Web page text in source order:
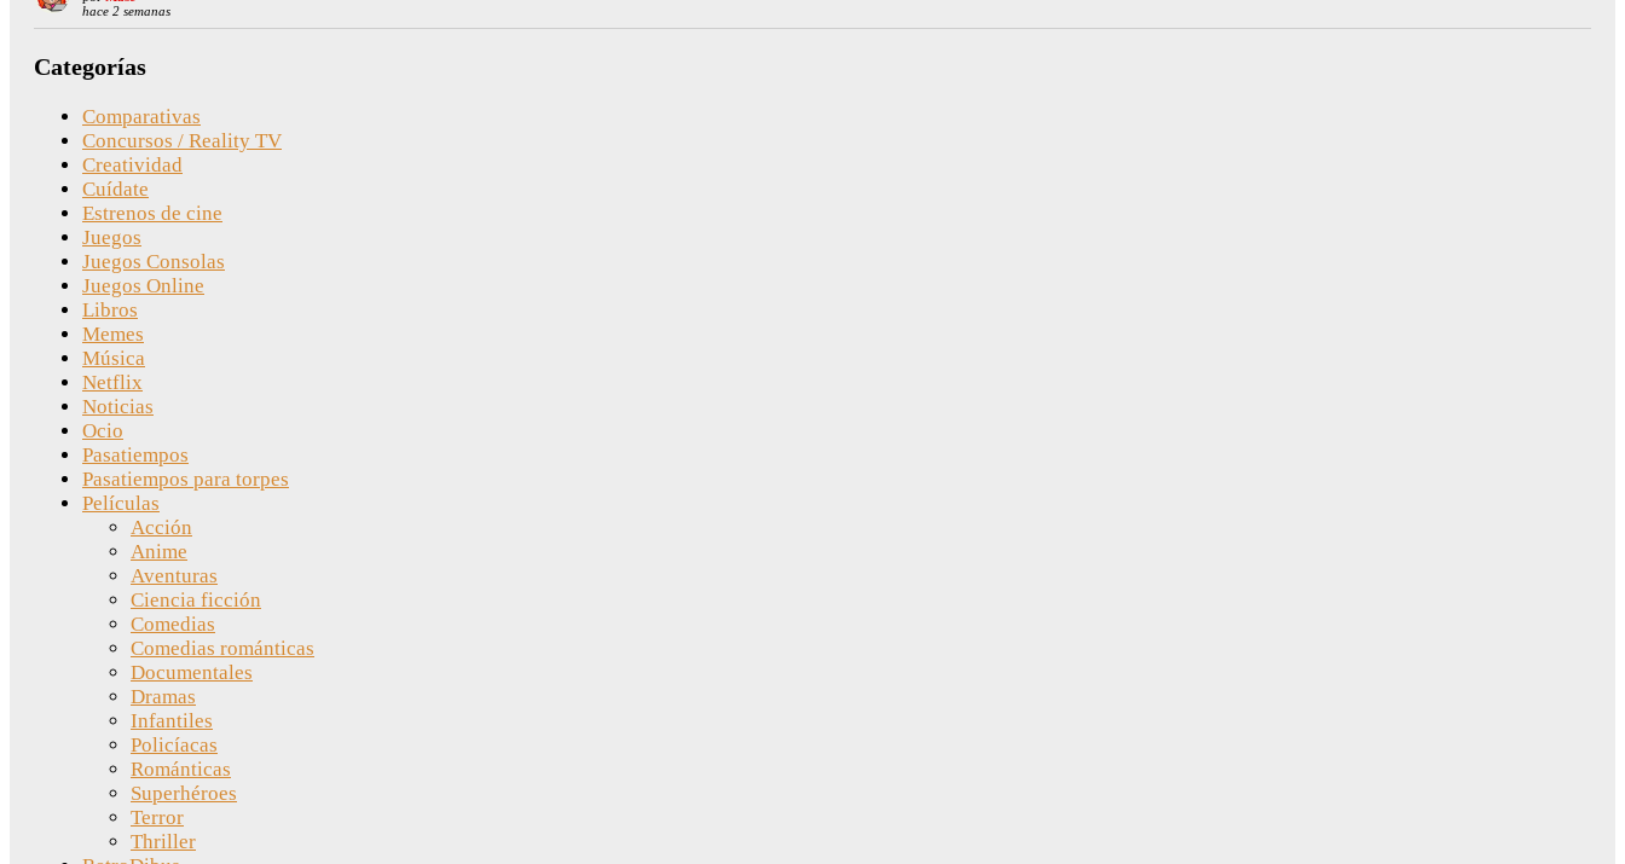
hace 2 semanas
Categorías
Comparativas
Concursos / Reality TV
Creatividad
Cuídate
Estrenos de cine
Juegos
Juegos Consolas
Juegos Online
Libros
Memes
Música
Netflix
Noticias
Ocio
Pasatiempos
Pasatiempos para torpes
Películas
Acción
Anime
Aventuras
Ciencia ficción
Comedias
Comedias románticas
Documentales
Dramas
Infantiles
Policíacas
Románticas
Superhéroes
Terror
Thriller